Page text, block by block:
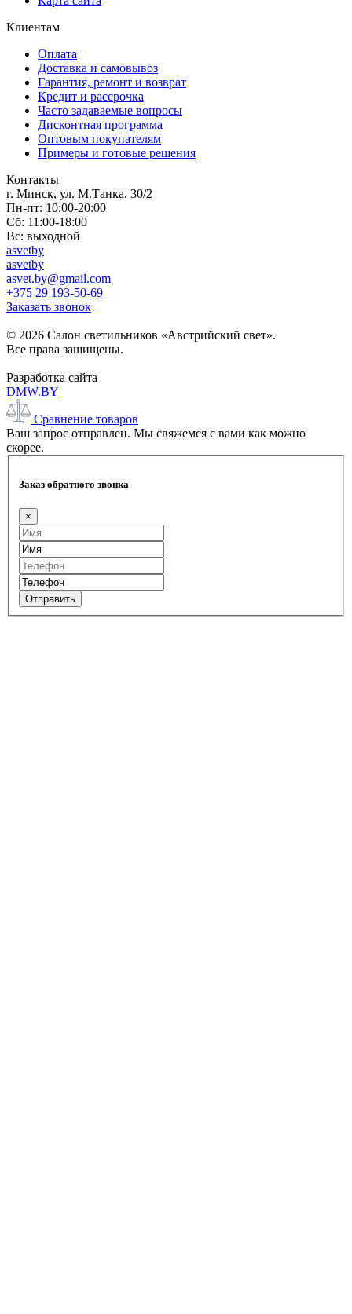
Клиентам
Оплата
Доставка и самовывоз
Гарантия, ремонт и возврат
Кредит и рассрочка
Часто задаваемые вопросы
Дисконтная программа
Оптовым покупателям
Примеры и готовые решения
Контакты
г. Минск, ул. М.Танка, 30/2
Пн-пт: 10:00-20:00
Сб: 11:00-18:00
Вс: выходной
asvetby
asvetby
asvet.by@gmail.com
+375 29 193-50-69
Заказать звонок
© 2026 Салон светильников «Австрийский свет».
Все права защищены.
Разработка сайта
DMW.BY
Сравнение товаров
Ваш запрос отправлен. Мы свяжемся с вами как можно
скорее.
Заказ обратного звонка
×
Отправить